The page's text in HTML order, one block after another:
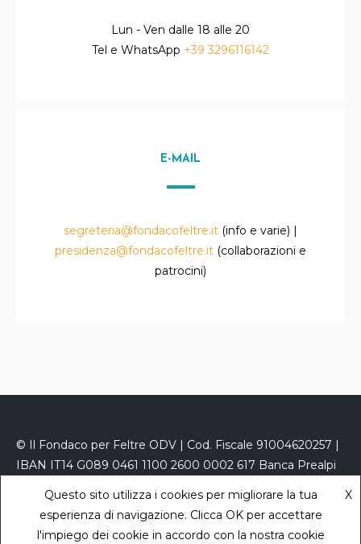
Lun - Ven dalle 18 alle 20
Tel e WhatsApp +39 3296116142
E-MAIL
segreteria@fondacofeltre.it (info e varie) |
presidenza@fondacofeltre.it (collaborazioni e
patrocini)
© Il Fondaco per Feltre ODV | Cod. Fiscale 91004620257 |
IBAN IT14 G089 0461 1100 2600 0002 617 Banca Prealpi
fondacofeltre@kelipec.it Privacy Policy
Sara Zaccaron
Questo sito utilizza i cookies per migliorare la tua
esperienza di navigazione. Clicca OK per accettare
l'impiego dei cookie in accordo con la nostra cookie
X